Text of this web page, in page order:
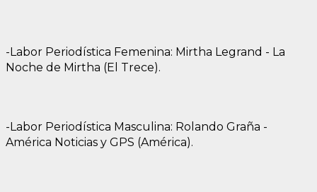
-Labor Periodística Femenina: Mirtha Legrand - La
Noche de Mirtha (El Trece).
-Labor Periodística Masculina: Rolando Graña -
América Noticias y GPS (América).